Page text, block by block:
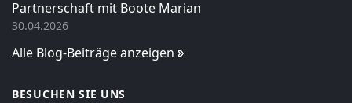
Partnerschaft mit Boote Marian
30.04.2026
Alle Blog-Beiträge anzeigen
BESUCHEN SIE UNS